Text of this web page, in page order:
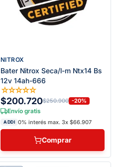
NITROX
Bater Nitrox Seca/l-m Ntx14 Bs
12v 14ah-666
☆☆☆☆☆
$200.720$250.900 -20%
Envío gratis
ADDI 0% interés max. 3x $66.907
Comprar